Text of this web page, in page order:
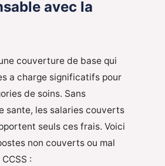
avec la
couverture de base qui
a charge significatifs pour
de soins. Sans
sante, les salaries couverts
seuls ces frais. Voici
non couverts ou mal
: